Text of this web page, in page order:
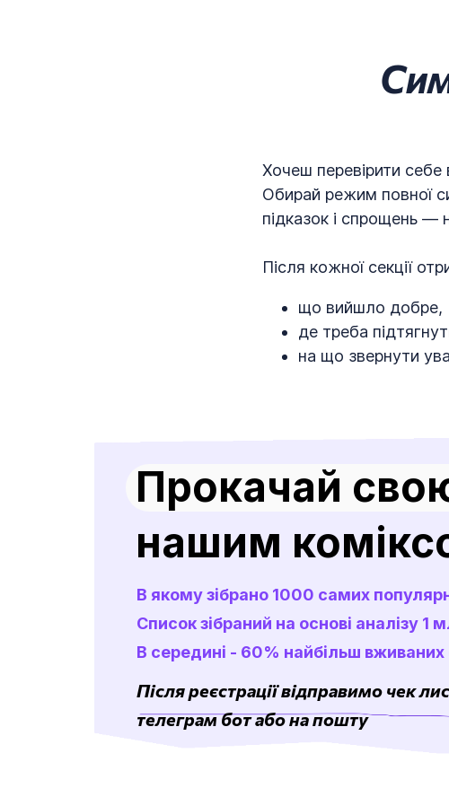
Хочеш перевірити
Обирай режим повної
підказок і спрощень —
Після кожної секції
що вийшло добре,
де треба
на що звернути
В якому зібрано 1000 самих
Список зібраний на основі аналізу 1
В середині - 60% найбільш вживаних
Прокачай
нашим
Після реєстрації відправимо чек
телеграм бот або на пошту